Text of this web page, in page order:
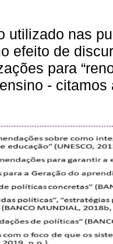
utilizado nas
efeito de
para
-